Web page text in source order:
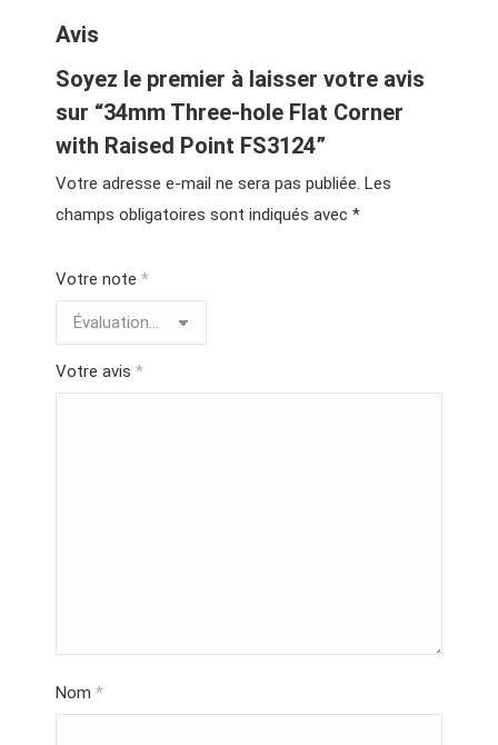
Avis
Soyez le premier à laisser votre avis
sur “34mm Three-hole Flat Corner
with Raised Point FS3124”
Votre adresse e-mail ne sera pas publiée. Les
champs obligatoires sont indiqués avec *
Votre note *
Votre avis *
Nom *